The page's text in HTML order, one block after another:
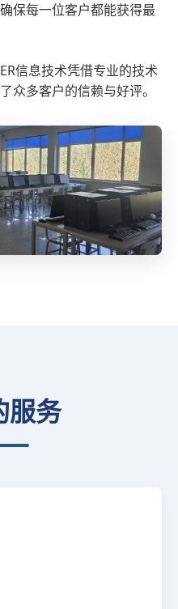
保每一位客户都能获得最
信息技术凭借专业的技术
众多客户的信赖与好评。
服务